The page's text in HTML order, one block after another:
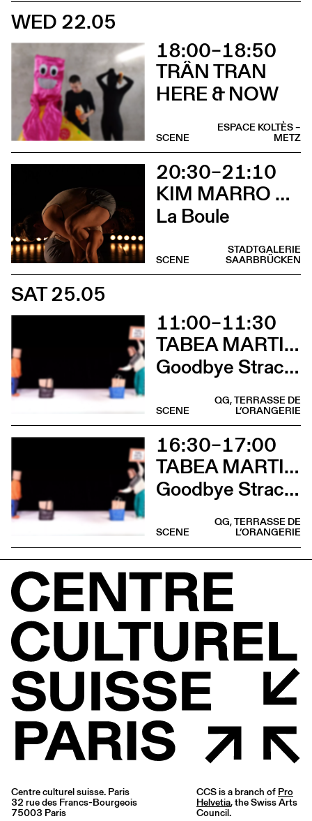
WED 22.05
18:00–18:50
TRÂN TRAN
HERE & NOW
ESPACE KOLTÈS –
METZ
SCENE
20:30–21:10
KIM MARRO & LIAM LELARGE
La Boule
STADTGALERIE
SAARBRÜCKEN
SCENE
SAT 25.05
11:00–11:30
TABEA MARTIN & CIE BEWEGGRUND
Goodbye Stracciatella
QG, TERRASSE DE
L’ORANGERIE
SCENE
16:30–17:00
TABEA MARTIN & CIE BEWEGGRUND
Goodbye Stracciatella
QG, TERRASSE DE
L’ORANGERIE
SCENE
Centre culturel suisse. Paris
32 rue des Francs-Bourgeois
75003 Paris
CCS is a branch of Pro
Helvetia, the Swiss Arts
Council.